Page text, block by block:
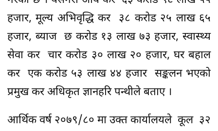
हजार, मूल्य अभिवृद्धि कर ३८ करोड २५ लाख ६५
हजार, ब्याज छ करोड १३ लाख ७३ हजार, स्वास्थ्य
सेवा कर चार करोड ३० लाख २० हजार, घर बहाल
कर एक करोड ५३ लाख ४४ हजार सङ्कलन भएको
प्रमुख कर अधिकृत ज्ञानहरि पन्थीले बताए ।
आर्थिक वर्ष २०७९/८० मा उक्त कार्यालयले कूल ३२